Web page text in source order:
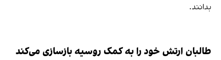
بدانند.
طالبان ارتش خود را به کمک روسیه بازسازی می‌کند